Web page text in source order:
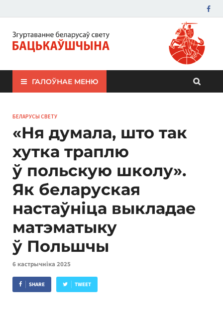
ЗБС "Бацькаўшчына"
ГАЛОЎНАЕ МЕНЮ
БЕЛАРУСЫ СВЕТУ
«Ня думала, што так
хутка траплю
ў польскую школу».
Як беларуская
настаўніца выкладае
матэматыку
ў Польшчы
6 кастрычніка 2025
SHARE TWEET